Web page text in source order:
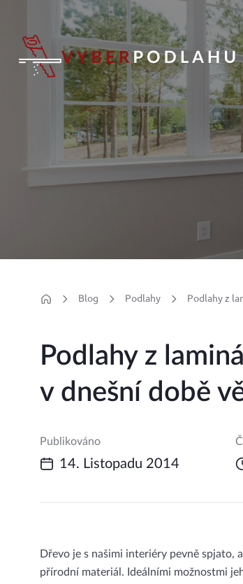
Blog Podlahy Podlahy z
Podlahy z
v dnešní době
Publikováno
14. Listopadu 2014
Dřevo je s našimi interiéry pevně spjato,
přírodní materiál. Ideálními možnostmi